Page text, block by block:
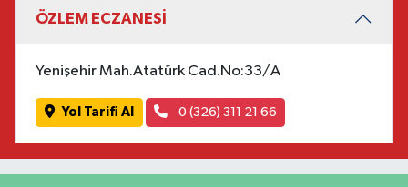
ÖZLEM ECZANESİ
Yenişehir Mah.Atatürk Cad.No:33/A
Yol Tarifi Al 0 (326) 311 21 66